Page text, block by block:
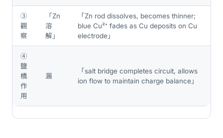
③
觀
察
「Zn
溶
解」
「Zn rod dissolves, becomes thinner;
blue Cu²⁺ fades as Cu deposits on Cu
electrode」
④
鹽
橋
作
用
漏
「salt bridge completes circuit, allows
ion flow to maintain charge balance」